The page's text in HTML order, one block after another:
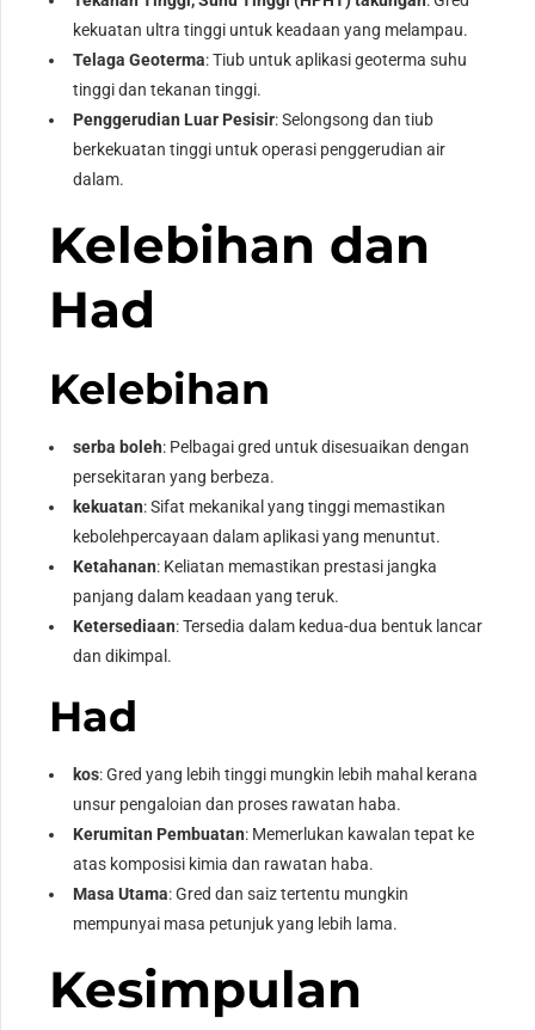
kekuatan ultra tinggi untuk keadaan yang melampau.
Telaga Geoterma: Tiub untuk aplikasi geoterma suhu
tinggi dan tekanan tinggi.
Penggerudian Luar Pesisir: Selongsong dan tiub
berkekuatan tinggi untuk operasi penggerudian air
dalam.
Kelebihan dan
Had
Kelebihan
serba boleh: Pelbagai gred untuk disesuaikan dengan
persekitaran yang berbeza.
kekuatan: Sifat mekanikal yang tinggi memastikan
kebolehpercayaan dalam aplikasi yang menuntut.
Ketahanan: Keliatan memastikan prestasi jangka
panjang dalam keadaan yang teruk.
Ketersediaan: Tersedia dalam kedua-dua bentuk lancar
dan dikimpal.
Had
kos: Gred yang lebih tinggi mungkin lebih mahal kerana
unsur pengaloian dan proses rawatan haba.
Kerumitan Pembuatan: Memerlukan kawalan tepat ke
atas komposisi kimia dan rawatan haba.
Masa Utama: Gred dan saiz tertentu mungkin
mempunyai masa petunjuk yang lebih lama.
Kesimpulan